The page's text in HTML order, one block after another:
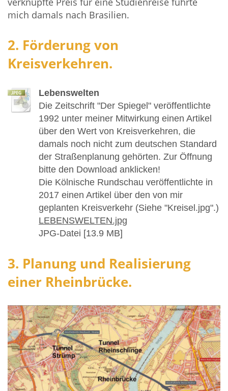
mich damals nach Brasilien.
2. Förderung von
Kreisverkehren.
Lebenswelten
Die Zeitschrift "Der Spiegel" veröffentlichte
1992 unter meiner Mitwirkung einen Artikel
über den Wert von Kreisverkehren, die
damals noch nicht zum deutschen Standard
der Straßenplanung gehörten. Zur Öffnung
bitte den Download anklicken!
Die Kölnische Rundschau veröffentlichte in
2017 einen Artikel über den von mir
geplanten Kreisverkehr (Siehe "Kreisel.jpg".)
LEBENSWELTEN.jpg
JPG-Datei [13.9 MB]
3. Planung und Realisierung
einer Rheinbrücke.